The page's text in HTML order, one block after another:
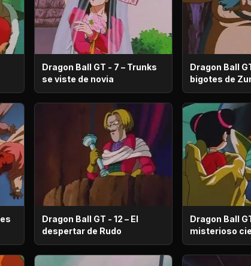
Dragon Ball GT - 7 – Trunks
se viste de novia
Dragon Ball
Dragon Ball GT - 12 – El
despertar de Rudo
Dragon Ball
misterioso científico
llamado Myu